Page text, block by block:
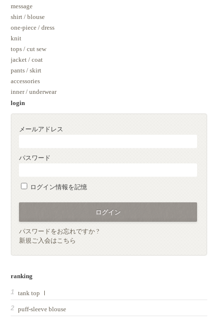
message
shirt / blouse
one-piece / dress
knit
tops / cut sew
jacket / coat
pants / skirt
accessories
inner / underwear
login
メールアドレス
パスワード
ログイン情報を記憶
パスワードをお忘れですか ?
新規ご入会はこちら
ranking
tank top Ⅰ
puff-sleeve blouse